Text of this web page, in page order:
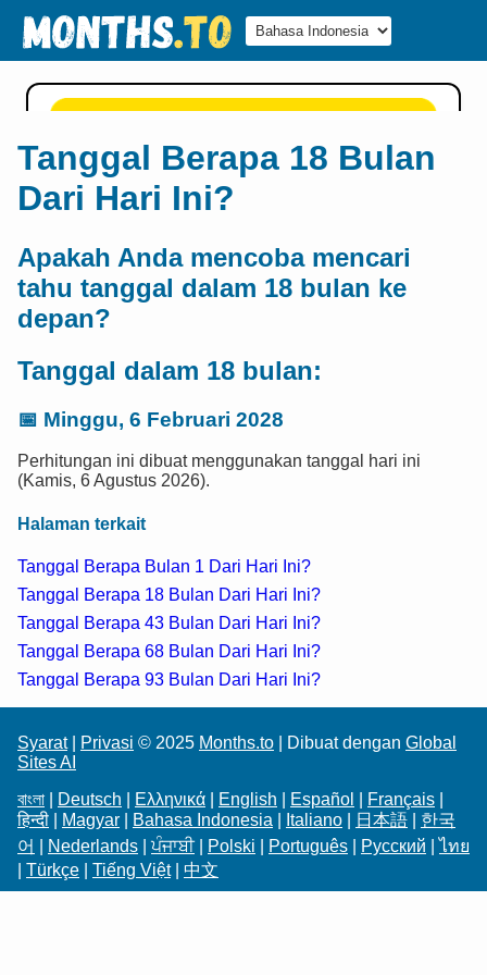
Tanggal Berapa 18 Bulan
Dari Hari Ini?
Apakah Anda mencoba mencari
tahu tanggal dalam 18 bulan ke
depan?
Tanggal dalam 18 bulan:
📅 Minggu, 6 Februari 2028
Perhitungan ini dibuat menggunakan tanggal hari ini
(Kamis, 6 Agustus 2026).
Halaman terkait
Tanggal Berapa Bulan 1 Dari Hari Ini?
Tanggal Berapa 18 Bulan Dari Hari Ini?
Tanggal Berapa 43 Bulan Dari Hari Ini?
Tanggal Berapa 68 Bulan Dari Hari Ini?
Tanggal Berapa 93 Bulan Dari Hari Ini?
Syarat| Privasi © 2025 Months.to | Dibuat dengan Global
Sites AI
বাংলা
Deutsch Ελληνικά English Español Français
हिन्दी
Magyar Bahasa Indonesia Italiano 日本語
한국
어
Nederlands |ਪੰਜਾਬੀ| Polski Português Русский |ไทย
Türkçe Tiếng Việt| 中文